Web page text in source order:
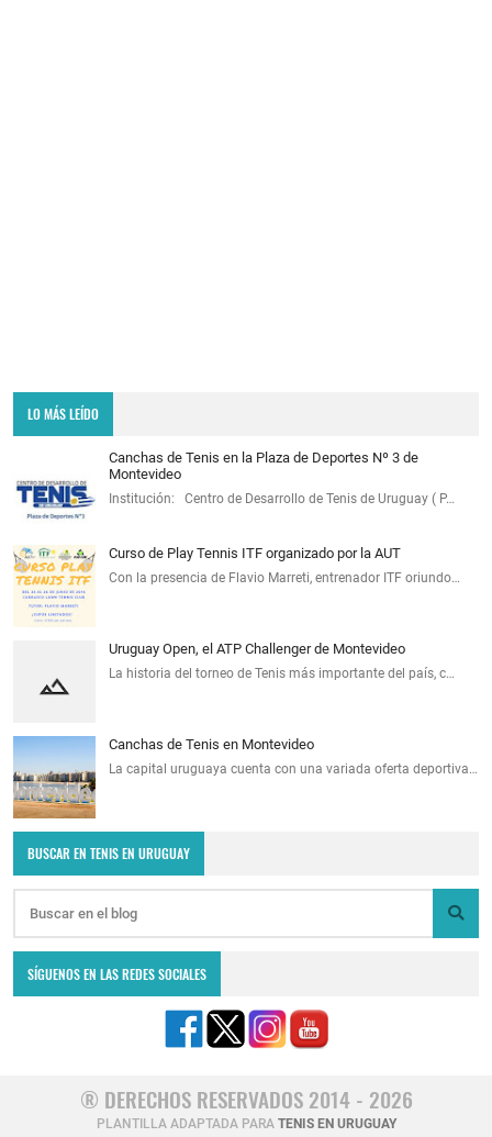
LO MÁS LEÍDO
Canchas de Tenis en la Plaza de Deportes Nº 3 de
Montevideo
Institución: Centro de Desarrollo de Tenis de Uruguay ( P…
Curso de Play Tennis ITF organizado por la AUT
Con la presencia de Flavio Marreti, entrenador ITF oriundo…
Uruguay Open, el ATP Challenger de Montevideo
La historia del torneo de Tenis más importante del país, c…
Canchas de Tenis en Montevideo
La capital uruguaya cuenta con una variada oferta deportiva…
BUSCAR EN TENIS EN URUGUAY
SÍGUENOS EN LAS REDES SOCIALES
® DERECHOS RESERVADOS 2014 - 2026
PLANTILLA ADAPTADA PARA TENIS EN URUGUAY